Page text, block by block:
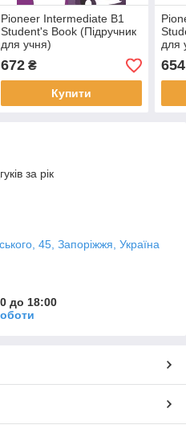
Pioneer Intermediate B1
Student's Book (Підручник
для учня)
672₴
Купити
для
654
за рік
45, Запоріжжя, Україна
до 18:00